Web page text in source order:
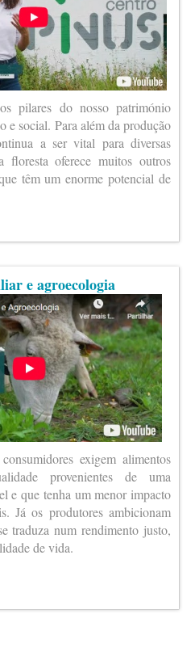
pilares do nosso património
e social. Para além da produção
a ser vital para diversas
floresta oferece muitos outros
têm um enorme potencial de
e agroecologia
exigem alimentos
provenientes de uma
e que tenha um menor impacto
Já os produtores ambicionam
traduza num rendimento justo,
de vida.